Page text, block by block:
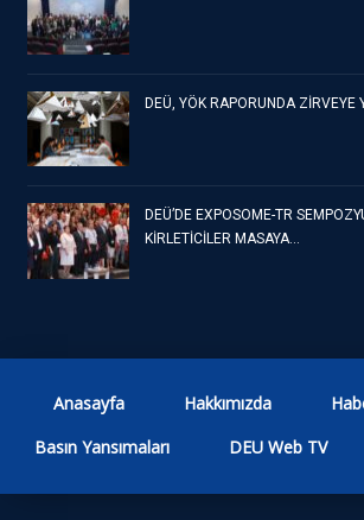
DEÜ, YÖK RAPORUNDA ZİRVEYE
DEÜ’DE EXPOSOME-TR
KİRLETİCİLER MASAYA…
Anasayfa Hakkımızda
Basın Yansımaları
DEU Web TV